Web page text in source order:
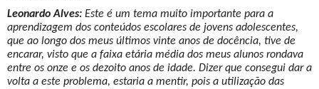
Leonardo Alves: Este é um tema muito importante para a
aprendizagem dos conteúdos escolares de jovens adolescentes,
que ao longo dos meus últimos vinte anos de docência, tive de
encarar, visto que a faixa etária média dos meus alunos rondava
entre os onze e os dezoito anos de idade. Dizer que consegui dar a
volta a este problema, estaria a mentir, pois a utilização das